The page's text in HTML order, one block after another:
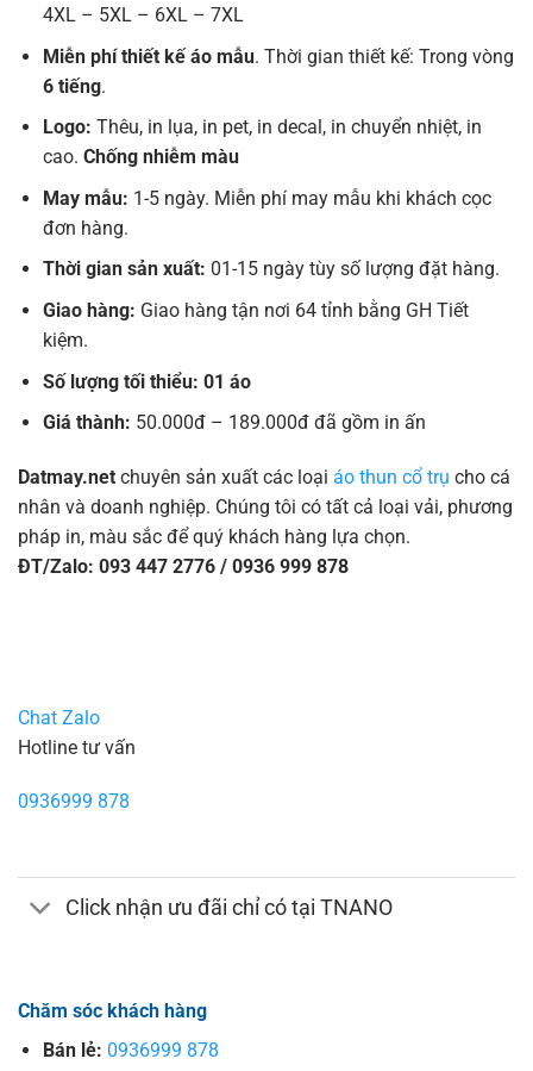
4XL – 5XL – 6XL – 7XL
Miễn phí thiết kế áo mẫu. Thời gian thiết kế: Trong vòng
6 tiếng.
Logo: Thêu, in lụa, in pet, in decal, in chuyển nhiệt, in
cao. Chống nhiễm màu
May mẫu: 1-5 ngày. Miễn phí may mẫu khi khách cọc
đơn hàng.
Thời gian sản xuất: 01-15 ngày tùy số lượng đặt hàng.
Giao hàng: Giao hàng tận nơi 64 tỉnh bằng GH Tiết
kiệm.
Số lượng tối thiểu: 01 áo
Giá thành: 50.000đ – 189.000đ đã gồm in ấn
Datmay.net chuyên sản xuất các loại áo thun cổ trụ cho cá
nhân và doanh nghiệp. Chúng tôi có tất cả loại vải, phương
pháp in, màu sắc để quý khách hàng lựa chọn.
ĐT/Zalo: 093 447 2776 / 0936 999 878
Chat Zalo
Hotline tư vấn
0936999 878
Click nhận ưu đãi chỉ có tại TNANO
Chăm sóc khách hàng
Bán lẻ: 0936999 878